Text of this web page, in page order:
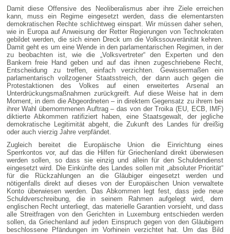
Damit diese Offensive des Neoliberalismus aber ihre Ziele erreichen
kann, muss ein Regime eingesetzt werden, dass die elementarsten
demokratischen Rechte schlichtweg einspart. Wir müssen daher sehen,
wie in Europa auf Anweisung der Retter Regierungen von Technokraten
gebildet werden, die sich einen Dreck um die Volkssouveränität kehren.
Damit geht es um eine Wende in den parlamentarischen Regimen, in der
zu beobachten ist, wie die „Volksvertreter“ den Experten und den
Bankern freie Hand geben und auf das ihnen zugeschriebene Recht,
Entscheidung zu treffen, einfach verzichten. Gewissermaßen ein
parlamentarisch vollzogener Staatsstreich, der dann auch gegen die
Protestaktionen des Volkes auf einen erweitertes Arsenal an
Unterdrückungsmaßnahmen zurückgreift. Auf diese Weise hat in dem
Moment, in dem die Abgeordneten – in direktem Gegensatz zu ihrem bei
ihrer Wahl übernommenen Auftrag – das von der Troika (EU, ECB, IMF)
diktierte Abkommen ratifiziert haben, eine Staatsgewalt, der jegliche
demokratische Legitimität abgeht, die Zukunft des Landes für dreißig
oder auch vierzig Jahre verpfändet.
Zugleich bereitet die Europäische Union die Einrichtung eines
Sperrkontos vor, auf das die Hilfen für Griechenland direkt überwiesen
werden sollen, so dass sie einzig und allein für den Schuldendienst
eingesetzt wird. Die Einkünfte des Landes sollen mit „absoluter Priorität“
für die Rückzahlungen an die Gläubiger eingesetzt werden und
nötigenfalls direkt auf dieses von der Europäischen Union verwaltete
Konto überwiesen werden. Das Abkommen legt fest, dass jede neue
Schuldverschreibung, die in seinem Rahmen aufgelegt wird, dem
englischen Recht unterliegt, das materielle Garantien vorsieht, und dass
alle Streitfragen von den Gerichten in Luxemburg entschieden werden
sollen, da Griechenland auf jeden Einspruch gegen von den Gläubigern
beschlossene Pfändungen im Vorhinein verzichtet hat. Um das Bild